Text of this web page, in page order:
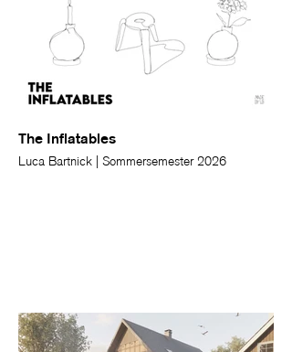
The Inflatables
Luca Bartnick | Sommersemester 2026